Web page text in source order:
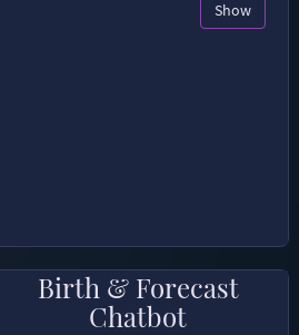
Show
Birth & Forecast
Chatbot